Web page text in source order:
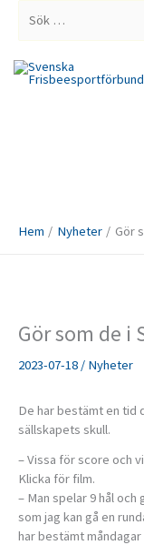
…
Hem Nyheter Gör
Gör som de i
2023-07-18 / Nyheter
De har bestämt en tid
sällskapets skull.
– Vissa för score och
Klicka för film.
– Man spelar 9 hål
som jag kan gå en
har bestämt